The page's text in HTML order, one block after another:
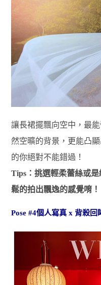
讓長裙擺飄向空中，最
然空曠的背景，更能凸
的你絕對不能錯過！
Tips：挑選輕柔蕾絲或
鬆的拍出飄逸的感覺唷！
Pose #4個人寫真 x 背殺回